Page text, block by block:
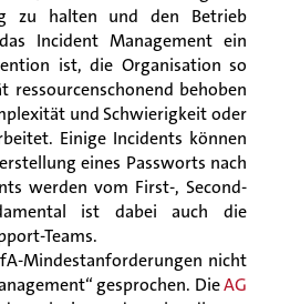
zu halten und den Betrieb
Incident Management ein
ist, die Organisation so
ressourcenschonend behoben
und Schwierigkeit oder
Einige Incidents können
eines Passworts nach
werden vom First-, Second-
ist dabei auch die
Teams.
Mindestanforderungen nicht
gesprochen. DieAG